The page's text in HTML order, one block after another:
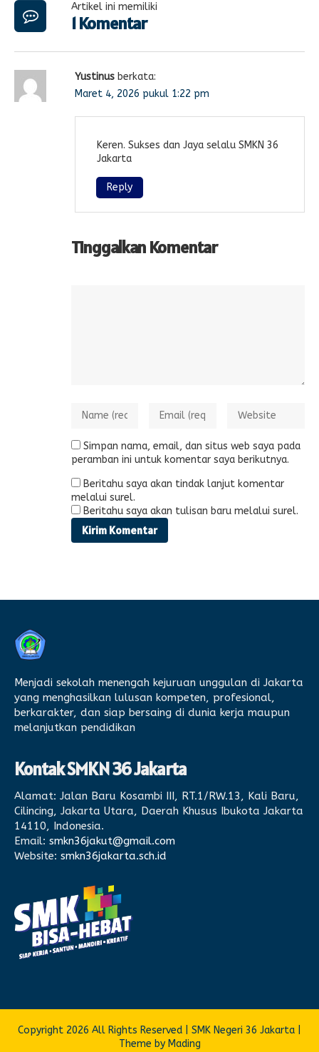
Artikel ini memiliki
1 Komentar
Yustinus berkata:
Maret 4, 2026 pukul 1:22 pm
Keren. Sukses dan Jaya selalu SMKN 36
Jakarta
Reply
Tinggalkan Komentar
Simpan nama, email, dan situs web saya pada
peramban ini untuk komentar saya berikutnya.
Beritahu saya akan tindak lanjut komentar
melalui surel.
Beritahu saya akan tulisan baru melalui surel.
Menjadi sekolah menengah kejuruan unggulan di Jakarta
yang menghasilkan lulusan kompeten, profesional,
berkarakter, dan siap bersaing di dunia kerja maupun
melanjutkan pendidikan
Kontak SMKN 36 Jakarta
Alamat: Jalan Baru Kosambi III, RT.1/RW.13, Kali Baru,
Cilincing, Jakarta Utara, Daerah Khusus Ibukota Jakarta
14110, Indonesia.
Email: smkn36jakut@gmail.com
Website: smkn36jakarta.sch.id
Copyright 2026 All Rights Reserved | SMK Negeri 36 Jakarta |
Theme by Mading